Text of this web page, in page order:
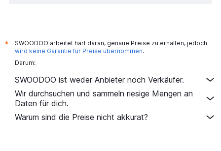
*
SWOODOO arbeitet hart daran, genaue Preise zu erhalten, jedoch
wird keine Garantie für Preise übernommen.
Darum:
SWOODOO ist weder Anbieter noch Verkäufer.
Wir durchsuchen und sammeln riesige Mengen an
Daten für dich.
Warum sind die Preise nicht akkurat?